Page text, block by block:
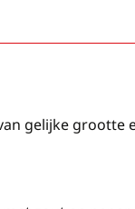
gelijke grootte